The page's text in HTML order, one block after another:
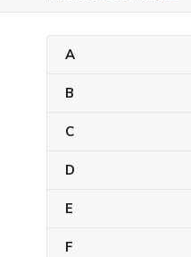
A
B
C
D
E
F